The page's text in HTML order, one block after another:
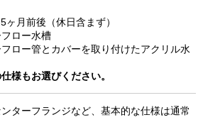
ヶ月前後（休日含まず）
ロー水槽
ロー管とカバーを取り付けたアクリル水
様もお選びください。
ターフランジなど、基本的な仕様は通常